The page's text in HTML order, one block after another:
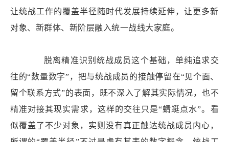
让统战工作的覆盖半径随时代发展持续延伸，让更多新
对象、新群体、新阶层融入统一战线大家庭。
脱离精准识别统战成员这个基础，单纯追求交
往的“数量数字”，把与统战成员的接触停留在“见个面、
留个联系方式”的表面，既不深入了解其实际情况，也不
精准对接其现实需求，这样的交往只是“蜻蜓点水”。看
似覆盖了不少对象，实则没有真正触达统战成员内心，